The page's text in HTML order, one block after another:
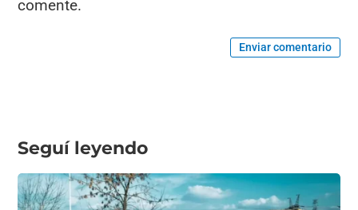
comente.
Enviar comentario
Seguí leyendo